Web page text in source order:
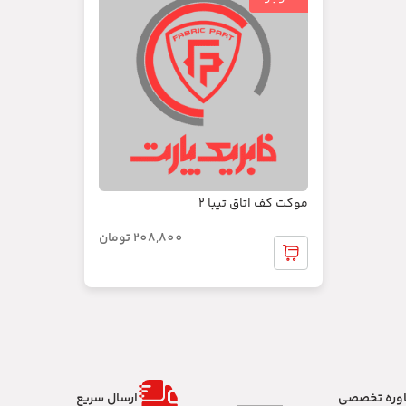
موکت کف اتاق تیبا 2
208,800 تومان
تخصصی
ارسال سریع